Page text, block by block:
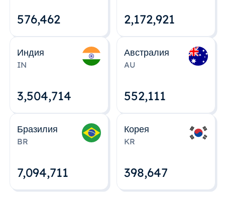
576,463 2,172,922
Индия
IN
3,504,715
Австралия
AU
552,112
Бразилия
BR
7,094,712
Корея
KR
398,648